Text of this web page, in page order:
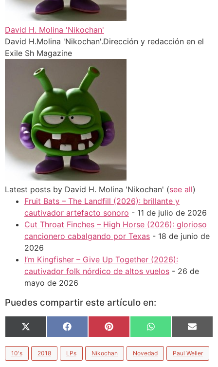
David H. Molina 'Nikochan'
David H.Molina 'Nikochan'.Dirección y redacción en el
Exile Sh Magazine
Latest posts by David H. Molina 'Nikochan' (see all)
Fruit Bats – The Landfill (2026): brillante y
cautivador artefacto sonoro - 11 de julio de 2026
Cut Throat Finches – High Horse (2026): glorioso
cancionero cabalgando por Texas - 18 de junio de
2026
I’m Kingfisher – Give Up Together (2026):
cautivador folk nórdico de altos vuelos - 26 de
mayo de 2026
Puedes compartir este artículo en:
X
(Twitter)
Facebook Pinterest WhatsApp Email
10's 2018 LPs Nikochan Novedad Paul Weller